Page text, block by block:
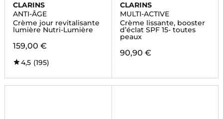
CLARINS
ANTI-ÂGE
Crème jour revitalisante
lumière Nutri-Lumière
159,00 €
4,5 (195)
CLARINS
MULTI-ACTIVE
Crème lissante, booster
d’éclat SPF 15- toutes
peaux
90,90 €